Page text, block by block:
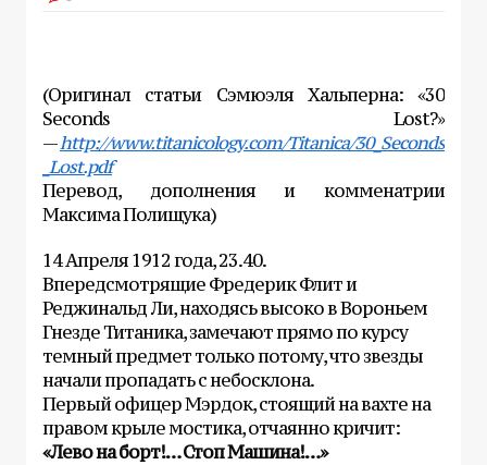
(Оригинал статьи Сэмюэля Хальперна: «30
Seconds Lost?»
—http://www.titanicology.com/Titanica/30_Seconds
_Lost.pdf
Перевод, дополнения и комменатрии
Максима Полищука)
14 Апреля 1912 года, 23.40.
Впередсмотрящие Фредерик Флит и
Реджинальд Ли, находясь высоко в Вороньем
Гнезде Титаника, замечают прямо по курсу
темный предмет только потому, что звезды
начали пропадать с небосклона.
Первый офицер Мэрдок, стоящий на вахте на
правом крыле мостика, отчаянно кричит:
«Лево на борт!… Стоп Машина!…»